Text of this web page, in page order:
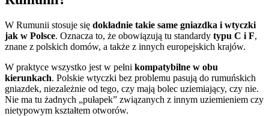
W Rumunii stosuje się dokładnie takie same gniazdka i wtyczki
jak w Polsce. Oznacza to, że obowiązują tu standardy typu C i F,
znane z polskich domów, a także z innych europejskich krajów.
W praktyce wszystko jest w pełni kompatybilne w obu
kierunkach. Polskie wtyczki bez problemu pasują do rumuńskich
gniazdek, niezależnie od tego, czy mają bolec uziemiający, czy nie.
Nie ma tu żadnych „pułapek” związanych z innym uziemieniem czy
nietypowym kształtem otworów.